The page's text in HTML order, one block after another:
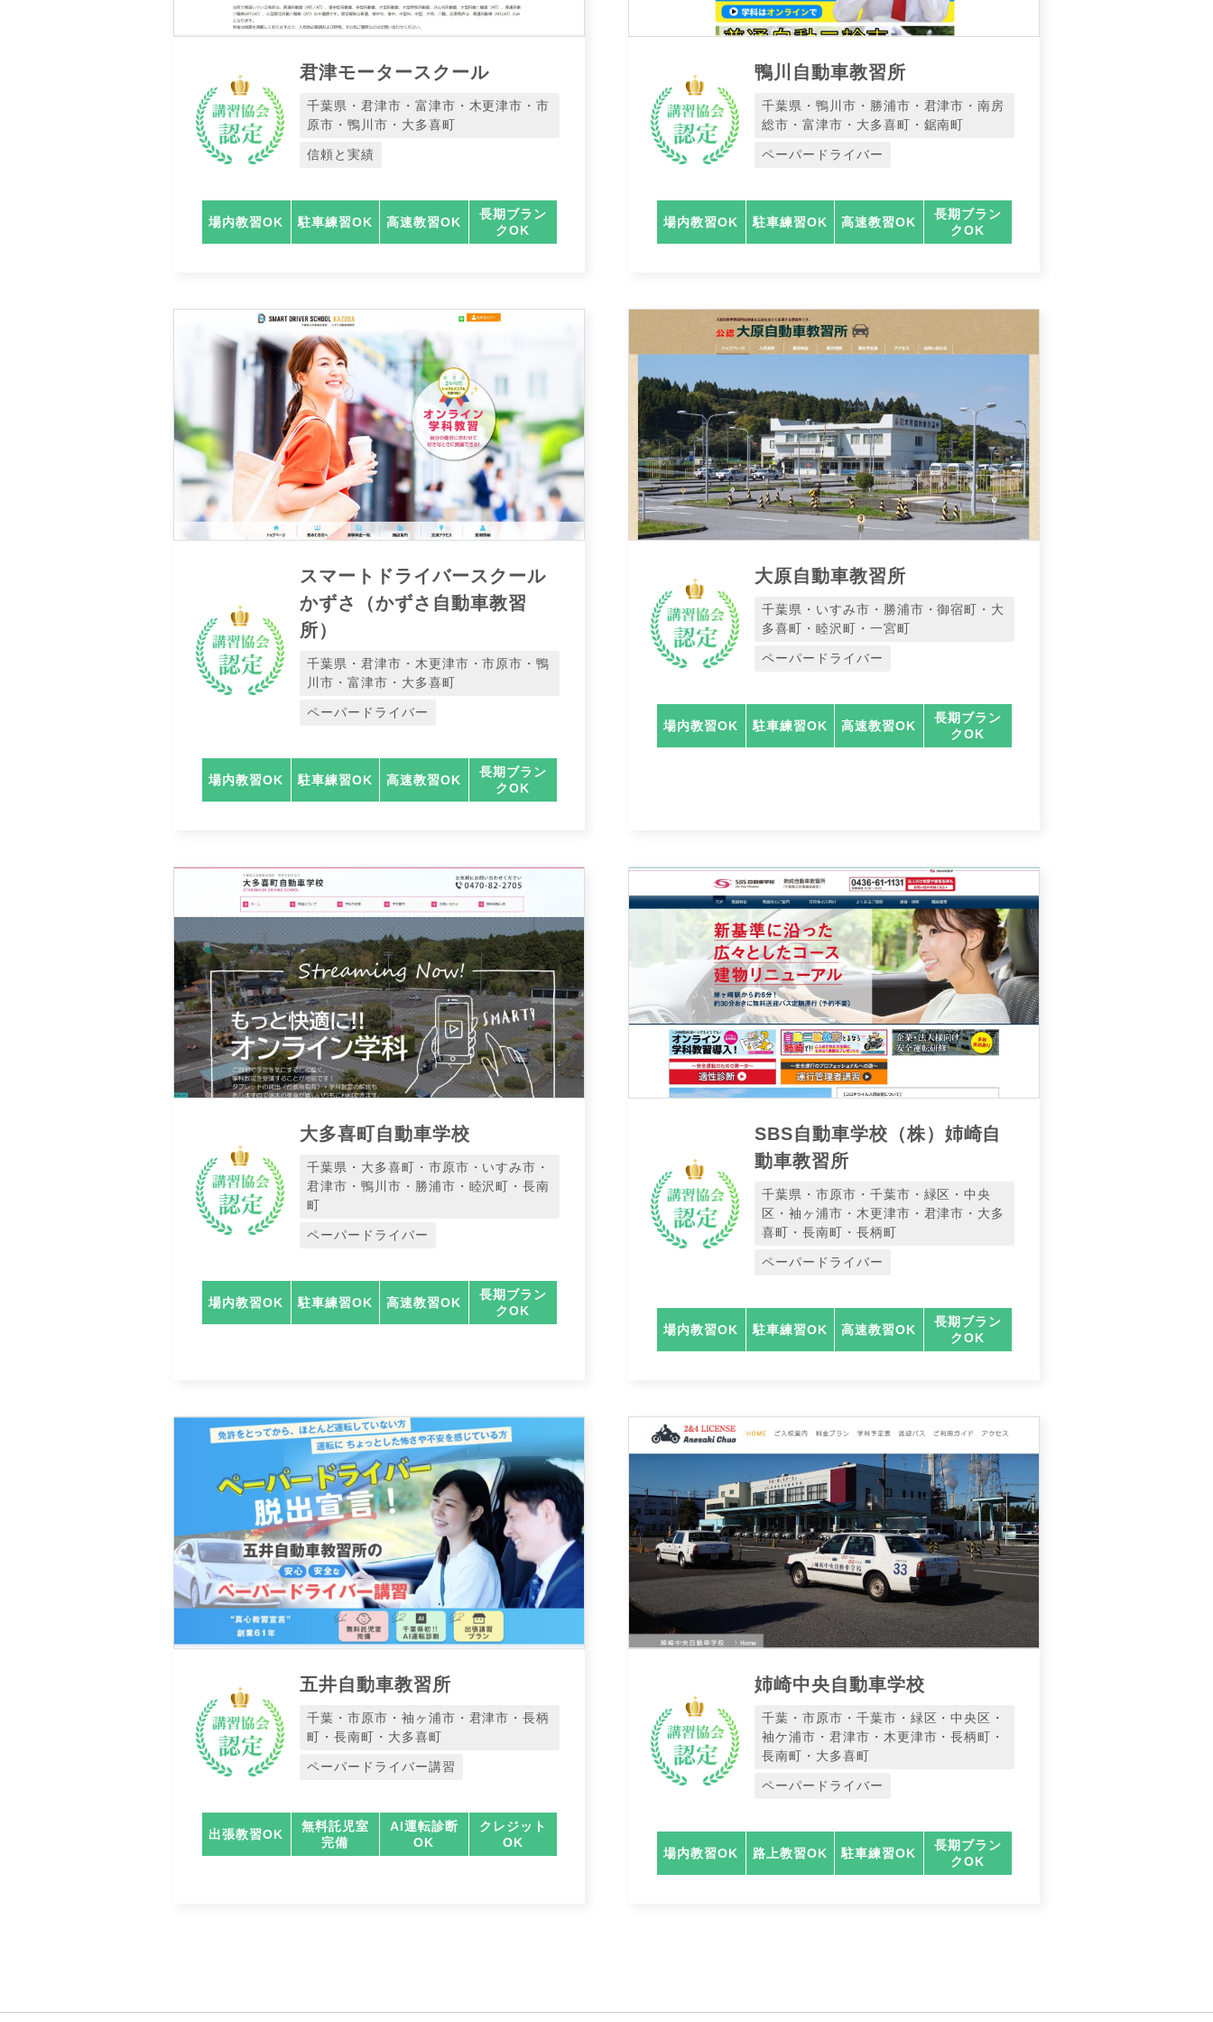
君津モータースクール
千葉県・君津市・富津市・木更津市・市
原市・鴨川市・大多喜町
信頼と実績
場内教習OK 駐車練習OK 高速教習OK
長期ブラン
クOK
鴨川自動車教習所
千葉県・鴨川市・勝浦市・君津市・南房
総市・富津市・大多喜町・鋸南町
ペーパードライバー
場内教習OK 駐車練習OK 高速教習OK
長期ブラン
クOK
スマートドライバースクール
かずさ（かずさ自動車教習
所）
千葉県・君津市・木更津市・市原市・鴨
川市・富津市・大多喜町
ペーパードライバー
場内教習OK 駐車練習OK 高速教習OK
長期ブラン
クOK
大原自動車教習所
千葉県・いすみ市・勝浦市・御宿町・大
多喜町・睦沢町・一宮町
ペーパードライバー
場内教習OK 駐車練習OK 高速教習OK
長期ブラン
クOK
大多喜町自動車学校
千葉県・大多喜町・市原市・いすみ市・
君津市・鴨川市・勝浦市・睦沢町・長南
町
ペーパードライバー
場内教習OK 駐車練習OK 高速教習OK
長期ブラン
クOK
SBS自動車学校（株）姉崎自
動車教習所
千葉県・市原市・千葉市・緑区・中央
区・袖ヶ浦市・木更津市・君津市・大多
喜町・長南町・長柄町
ペーパードライバー
場内教習OK 駐車練習OK 高速教習OK
長期ブラン
クOK
五井自動車教習所
千葉・市原市・袖ヶ浦市・君津市・長柄
町・長南町・大多喜町
ペーパードライバー講習
出張教習OK
無料託児室
完備
AI運転診断
OK
クレジット
OK
姉崎中央自動車学校
千葉・市原市・千葉市・緑区・中央区・
袖ケ浦市・君津市・木更津市・長柄町・
長南町・大多喜町
ペーパードライバー
場内教習OK 路上教習OK 駐車練習OK
長期ブラン
クOK